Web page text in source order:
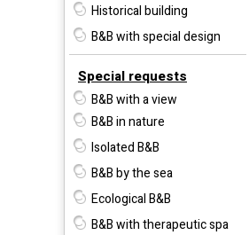
Historical building
B&B with special design
Special requests
B&B with a view
B&B in nature
Isolated B&B
B&B by the sea
Ecological B&B
B&B with therapeutic spa